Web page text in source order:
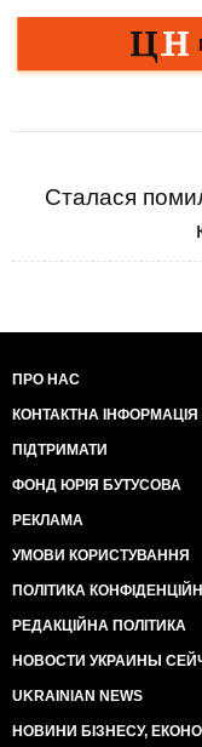
Сталася
ПРО НАС
КОНТАКТНА ІНФОРМАЦІЯ
ПІДТРИМАТИ
ФОНД ЮРІЯ БУТУСОВА
РЕКЛАМА
УМОВИ КОРИСТУВАННЯ
ПОЛІТИКА
РЕДАКЦІЙНА ПОЛІТИКА
НОВОСТИ УКРАИНЫ
UKRAINIAN NEWS
НОВИНИ БІЗНЕСУ,